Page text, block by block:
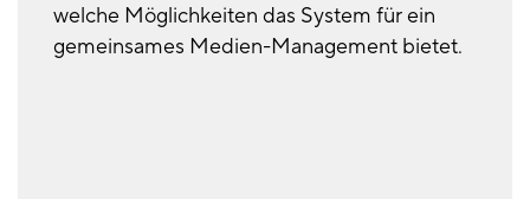
welche Möglichkeiten das System für ein
gemeinsames Medien-Management bietet.